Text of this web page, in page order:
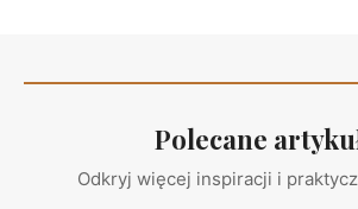
Polecane
Odkryj więcej inspiracji i